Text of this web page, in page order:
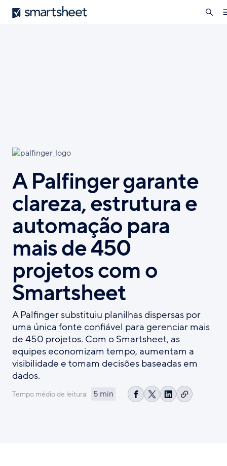
Skip
to
Smartsheet
A Palfinger garante
clareza, estrutura e
automação para
mais de 450
projetos com o
Smartsheet
A Palfinger substituiu planilhas dispersas por
uma única fonte confiável para gerenciar mais
de 450 projetos. Com o Smartsheet, as
equipes economizam tempo, aumentam a
visibilidade e tomam decisões baseadas em
dados.
Tempo médio de leitura: 5 min
Compartilhar
ShareCompartilhar
Copiar